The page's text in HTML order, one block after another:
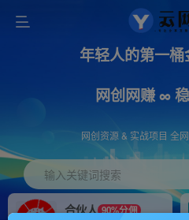
年轻人的第一
网创网赚 ∞
网创资源 & 实战项目 全
输入关键词搜索
合伙人 90%分佣